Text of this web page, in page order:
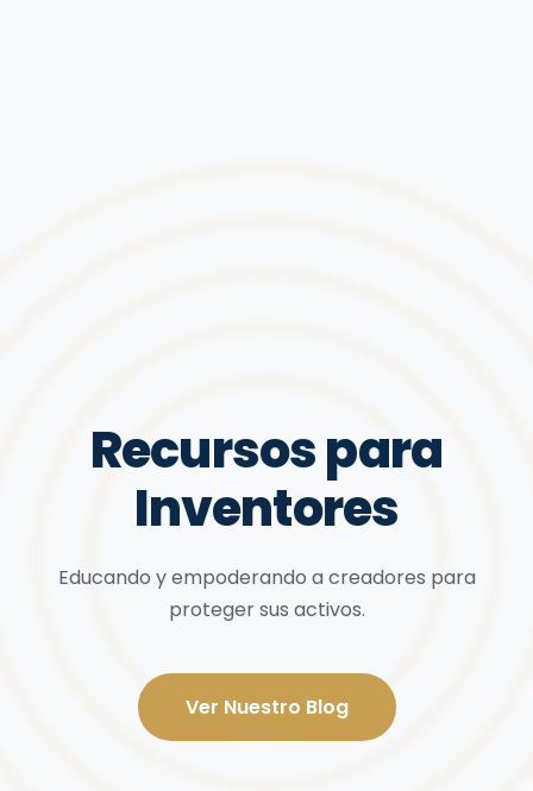
Recursos para
Inventores
Educando y empoderando a creadores para
proteger sus activos.
Ver Nuestro Blog